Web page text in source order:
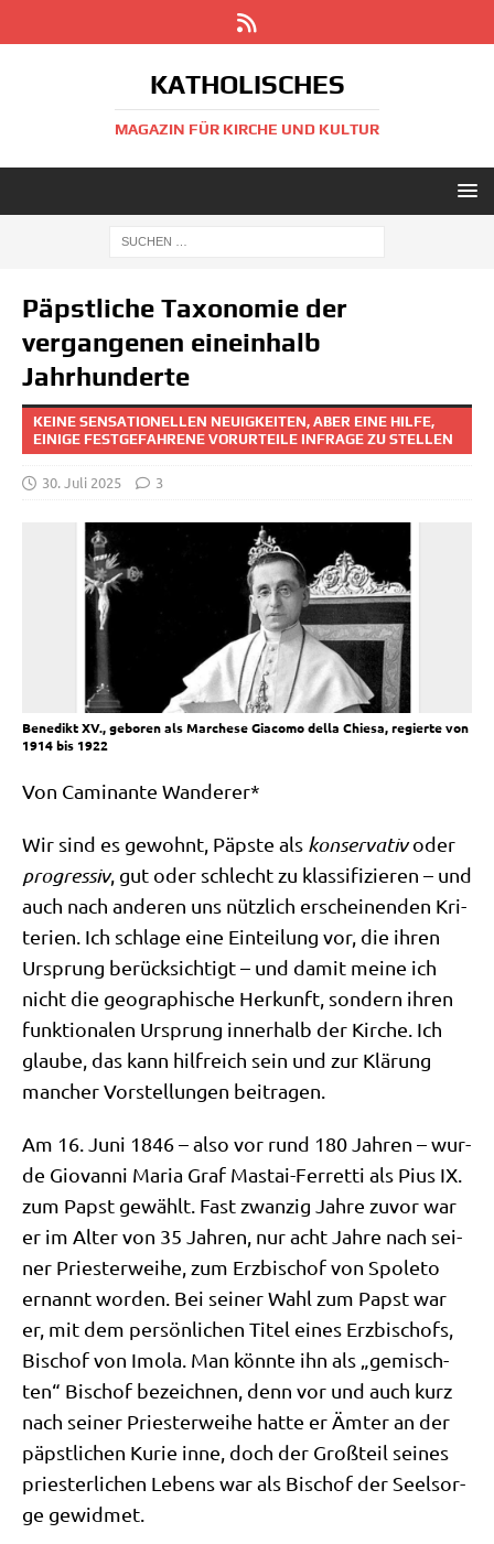
KATHOLISCHES
MAGAZIN FÜR KIRCHE UND KULTUR
Päpstliche Taxonomie der
vergangenen eineinhalb
Jahrhunderte
KEINE SENSATIONELLEN NEUIGKEITEN, ABER EINE HILFE,
EINIGE FESTGEFAHRENE VORURTEILE INFRAGE ZU STELLEN
30. Juli 2025 3
Benedikt XV., geboren als Marchese Giacomo della Chiesa, regierte von
1914 bis 1922
Von Cami­nan­te Wanderer*
Wir sind es gewohnt, Päp­ste als kon­ser­va­tivoder
pro­gres­siv, gut oder schlecht zu klas­si­fi­zie­ren – und
auch nach ande­ren uns nütz­lich erschei­nen­den Kri­
te­ri­en. Ich schla­ge eine Ein­tei­lung vor, die ihren
Ursprung berück­sich­tigt – und damit mei­ne ich
nicht die geo­gra­phi­sche Her­kunft, son­dern ihren
funk­tio­na­len Ursprung inner­halb der Kir­che. Ich
glau­be, das kann hilf­reich sein und zur Klä­rung
man­cher Vor­stel­lun­gen beitragen.
Am 16. Juni 1846 – also vor rund 180 Jah­ren – wur­
de Gio­van­ni Maria Graf Mastai-Fer­ret­ti als Pius IX.
zum Papst gewählt. Fast zwan­zig Jah­re zuvor war
er im Alter von 35 Jah­ren, nur acht Jah­re nach sei­
ner Prie­ster­wei­he, zum Erz­bi­schof von Spo­le­to
ernannt wor­den. Bei sei­ner Wahl zum Papst war
er, mit dem per­sön­li­chen Titel eines Erz­bi­schofs,
Bischof von Imo­la. Man könn­te ihn als „gemisch­
ten“ Bischof bezeich­nen, denn vor und auch kurz
nach sei­ner Prie­ster­wei­he hat­te er Ämter an der
päpst­li­chen Kurie inne, doch der Groß­teil sei­nes
prie­ster­li­chen Lebens war als Bischof der Seel­sor­
ge gewidmet.